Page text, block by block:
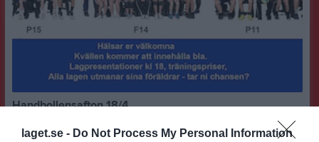
laget.se - Do Not Process My Personal Information
Handbollensafton 18/4
17.40 Samling spelare och ledare matchställ på för FP 5-15, FP2-4 tar lilla VM tröja om man har det. 18.oo Inmarch Lagpresentationer Träningspriser Föräldramatcher, alla lag utmanar sina föräldrar på match, ni antar väl utmaningen? Övrigt: Lotteri Precisionskastning med bandyboll från läktaren, 1 boll 20kr 6 bollar 100kr köp bollar i entrén när ni kommer. Välkomna!
P14 födda 2010-12 4 apr 2024 0